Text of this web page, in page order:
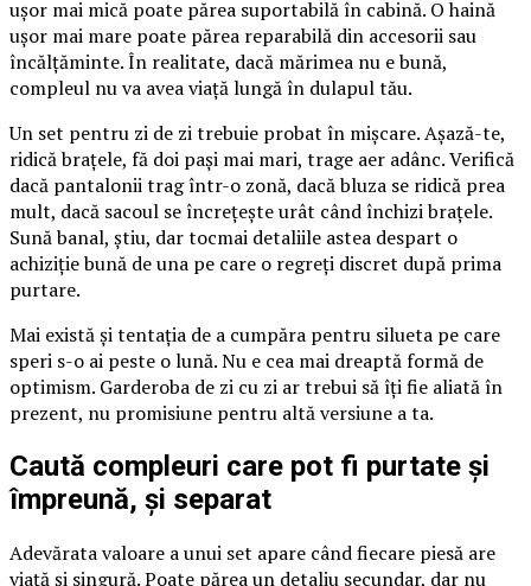
ușor mai mică poate părea suportabilă în cabină. O haină
ușor mai mare poate părea reparabilă din accesorii sau
încălțăminte. În realitate, dacă mărimea nu e bună,
compleul nu va avea viață lungă în dulapul tău.
Un set pentru zi de zi trebuie probat în mișcare. Așază-te,
ridică brațele, fă doi pași mai mari, trage aer adânc. Verifică
dacă pantalonii trag într-o zonă, dacă bluza se ridică prea
mult, dacă sacoul se încrețește urât când închizi brațele.
Sună banal, știu, dar tocmai detaliile astea despart o
achiziție bună de una pe care o regreți discret după prima
purtare.
Mai există și tentația de a cumpăra pentru silueta pe care
speri s-o ai peste o lună. Nu e cea mai dreaptă formă de
optimism. Garderoba de zi cu zi ar trebui să îți fie aliată în
prezent, nu promisiune pentru altă versiune a ta.
Caută compleuri care pot fi purtate și
împreună, și separat
Adevărata valoare a unui set apare când fiecare piesă are
viață și singură. Poate părea un detaliu secundar, dar nu